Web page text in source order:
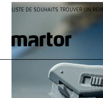
LISTE DE SOUHAITS TROUVER UN
INNOVATION
SECUMAX